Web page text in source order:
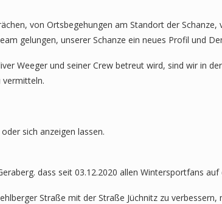
von Ortsbegehungen am Standort der
gelungen, unserer Schanze ein neues Profil und
Weeger und seiner Crew betreut wird, sind wir in
vermitteln.
sich anzeigen lassen.
dass seit 03.12.2020 allen Wintersportfans
Straße mit der Straße Jüchnitz zu